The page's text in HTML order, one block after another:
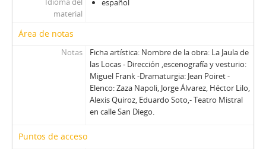
00068 - El Retorno De Caicedo
00071 - Los Trinos Del Violinista
00072 - Algo Más Que Una Estación
00073 - Se Hace Camino Al Andar
00074 - Suspensión En Suspenso
00075 - Nace Un Autor
00077 - Un Mal Paso
material
español
Área de notas
Notas
Ficha artística: Nombre de la obra: La Jaula de
las Locas - Dirección ,escenografía y vesturio:
Miguel Frank -Dramaturgia: Jean Poiret -
Elenco: Zaza Napoli, Jorge Álvarez, Héctor Lilo,
Alexis Quiroz, Eduardo Soto,- Teatro Mistral
en calle San Diego.
Puntos de acceso